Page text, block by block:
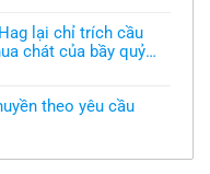
lại chỉ trích cầu
chát của bầy quỷ
theo yêu cầu